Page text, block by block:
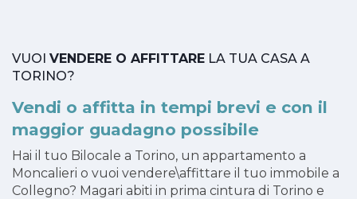
VUOI VENDERE O AFFITTARE LA TUA CASA A
TORINO?
Vendi o affitta in tempi brevi e con il
maggior guadagno possibile
Hai il tuo Bilocale a Torino, un appartamento a
Moncalieri o vuoi vendere\affittare il tuo immobile a
Collegno? Magari abiti in prima cintura di Torino e